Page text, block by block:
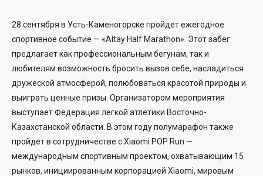
28 сентября в Усть-Каменогорске пройдет ежегодное
спортивное событие — «Altay Half Marathon». Этот забег
предлагает как профессиональным бегунам, так и
любителям возможность бросить вызов себе, насладиться
дружеской атмосферой, полюбоваться красотой природы и
выиграть ценные призы. Организатором мероприятия
выступает Федерация легкой атлетики Восточно-
Казахстанской области. В этом году полумарафон также
пройдет в сотрудничестве с Xiaomi POP Run —
международным спортивным проектом, охватывающим 15
рынков, инициированным корпорацией Xiaomi, мировым